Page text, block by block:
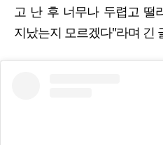
고 난 후 너무나 두렵고 떨
지났는지 모르겠다"라며 긴